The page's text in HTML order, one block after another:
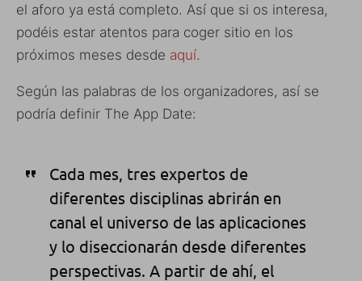
el aforo ya está completo. Así que si os interesa,
podéis estar atentos para coger sitio en los
próximos meses desde aquí.
Según las palabras de los organizadores, así se
podría definir The App Date:
Cada mes, tres expertos de
diferentes disciplinas abrirán en
canal el universo de las aplicaciones
y lo diseccionarán desde diferentes
perspectivas. A partir de ahí, el